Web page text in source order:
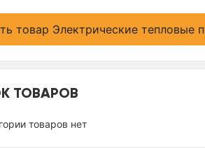
товар Электрические тепловые
ТОВАРОВ
товаров нет